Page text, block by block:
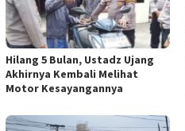
Hilang 5 Bulan, Ustadz Ujang
Akhirnya Kembali Melihat
Motor Kesayangannya